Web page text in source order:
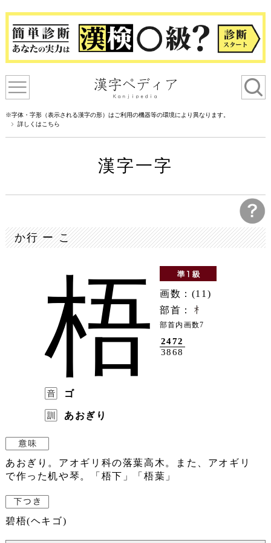
※字体・字形（表示される漢字の形）はご利用の機器等の環境により異なります。
詳しくはこちら
漢字一字
か行 ー こ
梧
画数：(11)
部首：
部首内画数7
2472
3868
ゴ
あおぎり
あおぎり。アオギリ科の落葉高木。また、アオギリ
で作った机や琴。「梧下」「梧葉」
碧梧(ヘキゴ)